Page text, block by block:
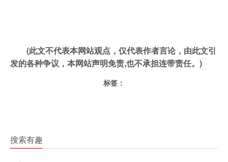
(此文不代表本网站观点，仅代表作者言论，由此文引
发的各种争议，本网站声明免责,也不承担连带责任。)
标签：
搜索有趣